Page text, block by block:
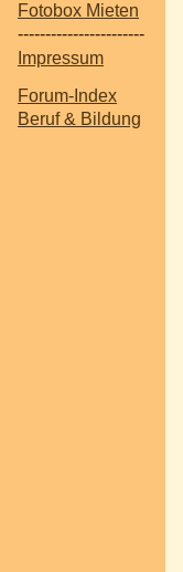
Fotobox Mieten
-----------------------
Impressum
Forum-Index
Beruf & Bildung